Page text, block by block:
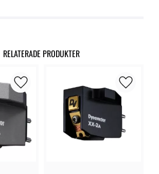
RELATERADE PRODUKTER
Lägg till i favoriter Lägg till